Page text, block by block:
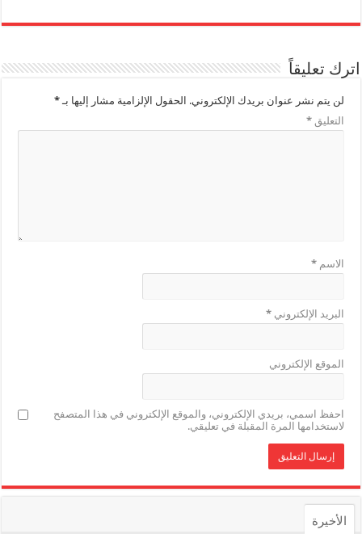
اترك تعليقاً
لن يتم نشر عنوان بريدك الإلكتروني. الحقول الإلزامية مشار إليها بـ*
التعليق*
الاسم*
البريد الإلكتروني*
الموقع الإلكتروني
احفظ اسمي، بريدي الإلكتروني، والموقع الإلكتروني في هذا المتصفح
لاستخدامها المرة المقبلة في تعليقي.
الأخيرة